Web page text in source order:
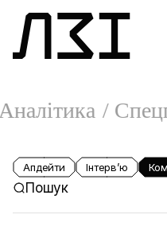
Апдейти Інтервʼю
Пошук